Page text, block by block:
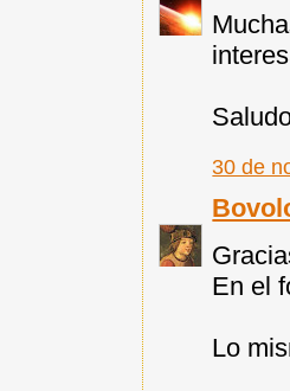
30 de
En el
Lo